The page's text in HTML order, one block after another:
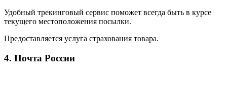
Удобный трекинговый сервис поможет всегда быть в курсе
текущего местоположения посылки.
Предоставляется услуга страхования товара.
4. Почта России